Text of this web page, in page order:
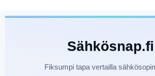
Sähkösnap.fi
Fiksumpi tapa vertailla